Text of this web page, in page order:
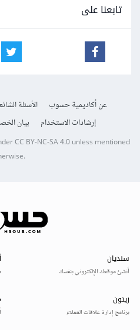
تابعنا على
عن أكاديمية حسوب الأسئلة
إرشادات الاستخدام
بيان
CC BY-NC-SA 4.0unless mentioned